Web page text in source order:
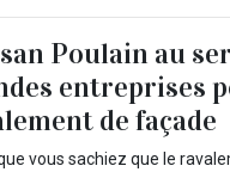
Poulain au
entreprises
de façade
que vous sachiez que le